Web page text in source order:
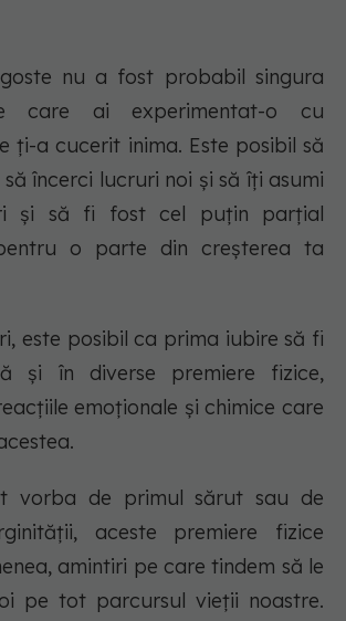
nu a fost probabil singura
care ai experimentat-o cu
ți-a cucerit inima. Este posibil să
încerci lucruri noi și să îți asumi
și să fi fost cel puțin parțial
o parte din creșterea ta
este posibil ca prima iubire să fi
și în diverse premiere fizice,
emoționale și chimice care
vorba de primul sărut sau de
aceste premiere fizice
amintiri pe care tindem să le
pe tot parcursul vieții noastre.